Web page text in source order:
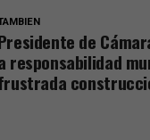
de
responsabilidad